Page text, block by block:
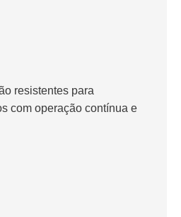
resistentes para
com operação contínua e